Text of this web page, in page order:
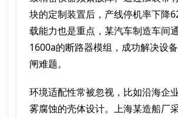
块的定制装置后，产线停机率下降
载能力也是重点，某汽车制造车间
1600a的断路器模组，成功解决设
闸难题。
环境适配性常被忽视，比如沿海企
雾腐蚀的壳体设计。上海某造船厂